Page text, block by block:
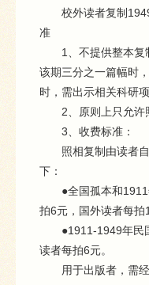
校外读者复制
准
1、不提供整本
该期三分之一篇幅时
时，需出示相关科研
2、原则上只允许
3、收费标准：
照相复制由读者
下：
●全国孤本和
拍6元，国外读者每拍
●1911-1949年民
读者每拍6元。
用于出版者，需